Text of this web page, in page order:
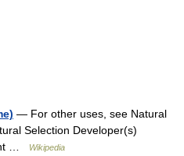
— For other uses, see Natural
Selection Developer(s)
…
Wikipedia